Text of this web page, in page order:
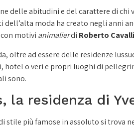
delle abitudini e del carattere di
dell’alta moda ha creato negli anni
motivi animalierdi Roberto Cavalli
oltre ad essere delle residenze
hotel o veri e propri luoghi di
sono.
la residenza di
stile più famose in assoluto si trova